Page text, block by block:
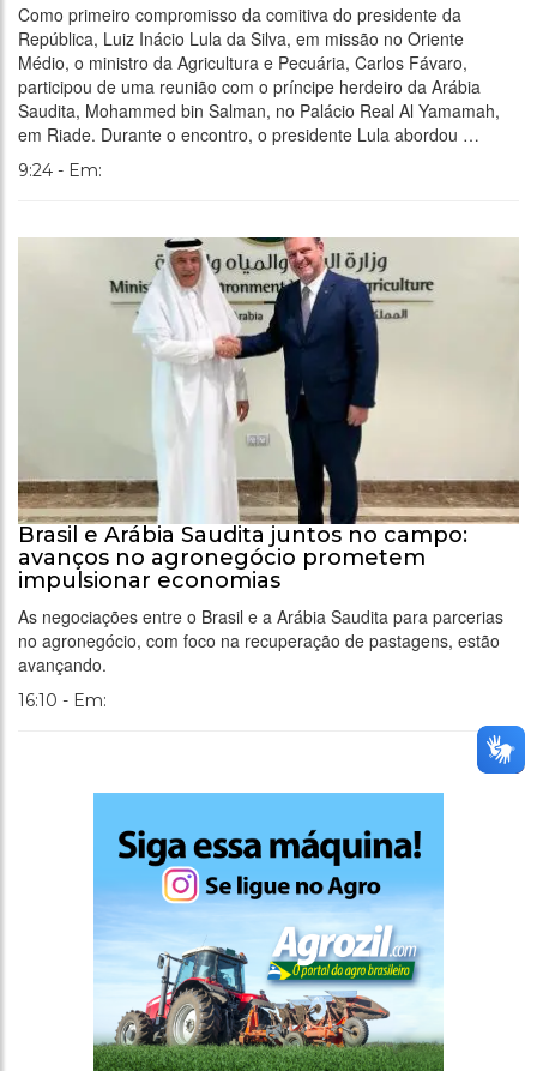
Como primeiro compromisso da comitiva do presidente da
República, Luiz Inácio Lula da Silva, em missão no Oriente
Médio, o ministro da Agricultura e Pecuária, Carlos Fávaro,
participou de uma reunião com o príncipe herdeiro da Arábia
Saudita, Mohammed bin Salman, no Palácio Real Al Yamamah,
em Riade. Durante o encontro, o presidente Lula abordou …
9:24 - Em:
Brasil e Arábia Saudita juntos no campo:
avanços no agronegócio prometem
impulsionar economias
As negociações entre o Brasil e a Arábia Saudita para parcerias
no agronegócio, com foco na recuperação de pastagens, estão
avançando.
16:10 - Em: